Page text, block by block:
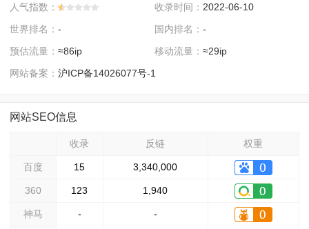
人气指数：
收录时间： 2022-06-10
世界排名： - 国内排名： -
预估流量： ≈86ip 移动流量： ≈29ip
网站备案： 沪ICP备14026077号-1
网站SEO信息
收录 反链 权重
百度 15 3,340,000
360 123 1,940
神马 - -